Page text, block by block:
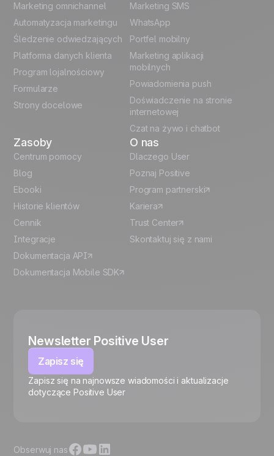
🍪
French
German
Italian
Español
Marketing omnichannel
Automatyzacja marketingu
Śledzenie odwiedzających
Platforma danych klienta
Program lojalnościowy
Formularze
Strony docelowe
Marketing SMS
WhatsApp
Portfel mobilny
Marketing aplikacji
mobilnych
Powiadomienia push
Doświadczenie na stronie
internetowej
Czat na żywo i chatbot
Zasoby
Centrum pomocy
Blog
Ebooki
Historie klientów
Cennik
Integracje
Dokumentacja API
Dokumentacja Mobile SDK
O nas
Dlaczego User
Poznaj Positive
Program partnerski
Kariera
Trust Center
Skontaktuj się z nami
Newsletter Positive User
Zapisz się
Zapisz się na najnowsze wiadomości i aktualizacje
dotyczące Positive User
Obserwuj nas